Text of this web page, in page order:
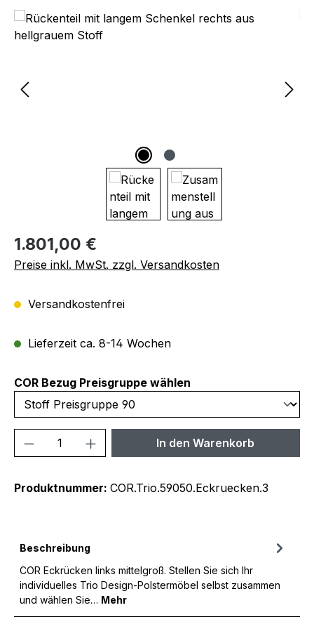
Bildergalerie überspringen
Regulärer Preis:
1.801,00 €
Preise inkl. MwSt. zzgl. Versandkosten
Versandkostenfrei
Lieferzeit ca. 8-14 Wochen
COR Bezug Preisgruppe wählen
Produkt Anzahl: Gib denIn den Warenkorb
Produktnummer: COR.Trio.59050.Eckruecken.3
Beschreibung
COR Eckrücken links mittelgroß. Stellen Sie sich Ihr
individuelles Trio Design-Polstermöbel selbst zusammen
und wählen Sie… Mehr